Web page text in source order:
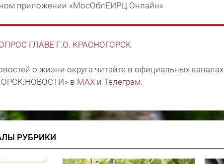
приложении «МосОблЕИРЦ Онлайн».
ГЛАВЕ Г.О. КРАСНОГОРСК
о жизни округа читайте в официальных каналах
в MAX и Телеграм.
РУБРИКИ